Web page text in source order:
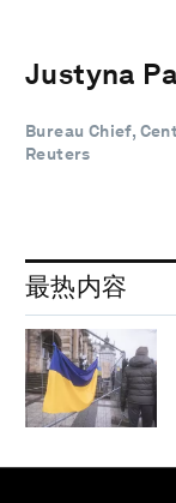
Justyna
Bureau Chief,
Reuters
最热内容